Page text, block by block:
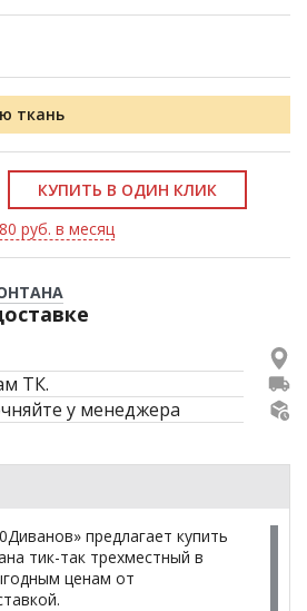
ткань
КУПИТЬ В ОДИН КЛИК
руб. в месяц
ТК.
у менеджера
предлагает купить
тик-так трехместный в
ценам от